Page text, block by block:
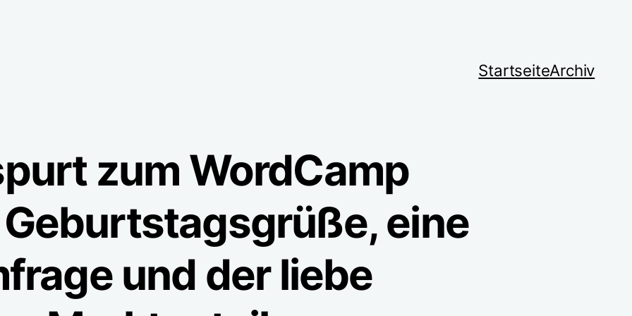
StartseiteArchiv
zum WordCamp
Geburtstagsgrüße, eine
und der liebe